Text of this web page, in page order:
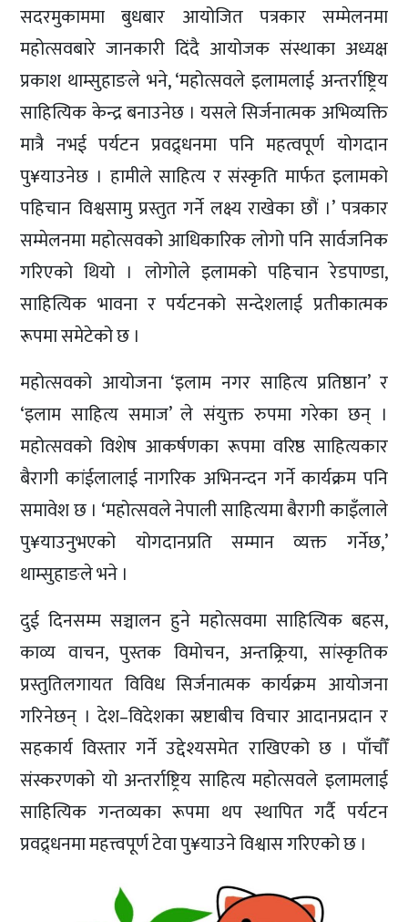
सदरमुकाममा बुधबार आयोजित पत्रकार सम्मेलनमा
महोत्सवबारे जानकारी दिंदै आयोजक संस्थाका अध्यक्ष
प्रकाश थाम्सुहाङले भने, ‘महोत्सवले इलामलाई अन्तर्राष्ट्रिय
साहित्यिक केन्द्र बनाउनेछ । यसले सिर्जनात्मक अभिव्यक्ति
मात्रै नभई पर्यटन प्रवद्र्धनमा पनि महत्वपूर्ण योगदान
पु¥याउनेछ । हामीले साहित्य र संस्कृति मार्फत इलामको
पहिचान विश्वसामु प्रस्तुत गर्ने लक्ष्य राखेका छौं ।’ पत्रकार
सम्मेलनमा महोत्सवको आधिकारिक लोगो पनि सार्वजनिक
गरिएको थियो । लोगोले इलामको पहिचान रेडपाण्डा,
साहित्यिक भावना र पर्यटनको सन्देशलाई प्रतीकात्मक
रूपमा समेटेको छ ।
महोत्सवको आयोजना ‘इलाम नगर साहित्य प्रतिष्ठान’ र
‘इलाम साहित्य समाज’ ले संयुक्त रुपमा गरेका छन् ।
महोत्सवको विशेष आकर्षणका रूपमा वरिष्ठ साहित्यकार
बैरागी कांईलालाई नागरिक अभिनन्दन गर्ने कार्यक्रम पनि
समावेश छ । ‘महोत्सवले नेपाली साहित्यमा बैरागी काइँलाले
पु¥याउनुभएको योगदानप्रति सम्मान व्यक्त गर्नेछ,’
थाम्सुहाङले भने ।
दुई दिनसम्म सञ्चालन हुने महोत्सवमा साहित्यिक बहस,
काव्य वाचन, पुस्तक विमोचन, अन्तक्र्रिया, सांस्कृतिक
प्रस्तुतिलगायत विविध सिर्जनात्मक कार्यक्रम आयोजना
गरिनेछन् । देश–विदेशका स्रष्टाबीच विचार आदानप्रदान र
सहकार्य विस्तार गर्ने उद्देश्यसमेत राखिएको छ । पाँचौँ
संस्करणको यो अन्तर्राष्ट्रिय साहित्य महोत्सवले इलामलाई
साहित्यिक गन्तव्यका रूपमा थप स्थापित गर्दै पर्यटन
प्रवद्र्धनमा महत्त्वपूर्ण टेवा पु¥याउने विश्वास गरिएको छ ।